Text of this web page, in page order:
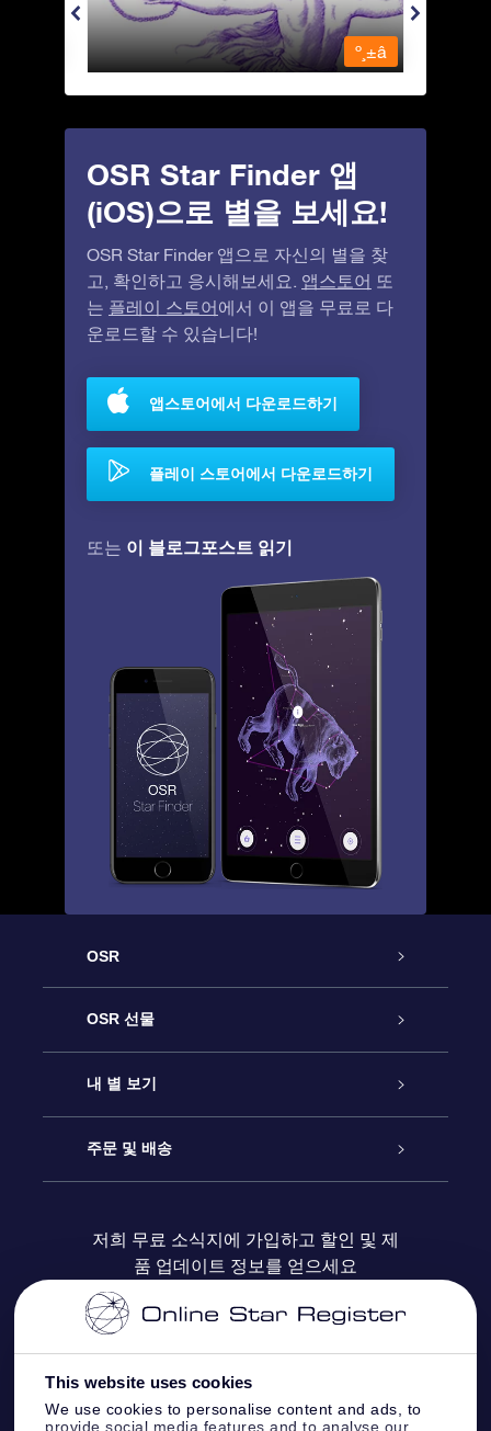
This website uses cookies
We use cookies to personalise content and ads, to
provide social media features and to analyse our
º¸±â
OSR Star Finder 앱
(iOS)으로 별을 보세요!
OSR Star Finder 앱으로 자신의 별을 찾
고, 확인하고 응시해보세요. 앱스토어 또
는 플레이 스토어 에서 이 앱을 무료로 다
운로드할 수 있습니다!
앱스토어에서 다운로드하기
플레이 스토어에서 다운로드하기
또는 이 블로그포스트 읽기
OSR
고객 서비스
연락처
블로그
OSR 선물
온라인 별 선물
OSR 선물 팩
OSR 상품권
기업 선물
내 별 보기
Star Register
맞춤 별 페이지
One Million Stars
주문 및 배송
결제 정보
배송 정보
환불 정책
저희 무료 소식지에 가입하고 할인 및 제
품 업데이트 정보를 얻으세요